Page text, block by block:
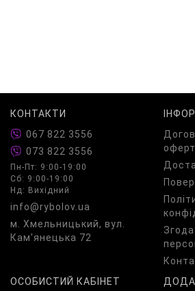
КОНТАКТИ
067 822 3556
073 822 3556
Пн-Пт: 9:00-19:00
Сб: 9:00-19:00
Нд: Вихідний
info@rybolov.ua
м. Хмельницький, вул.
Кам'янецька 72
ОСОБИСТИЙ КАБІНЕТ